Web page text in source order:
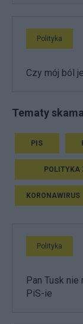
Polityka
Czy mój ból
Tematy
PIS
KORONAWIRUS
Polityka
Pan Tusk
PiS-ie